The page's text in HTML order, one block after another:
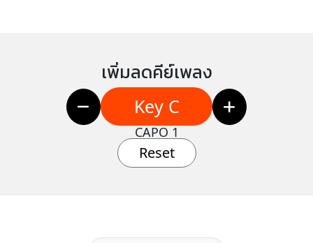
เพิ่มลดคีย์เพลง
Key C
CAPO 1
Reset